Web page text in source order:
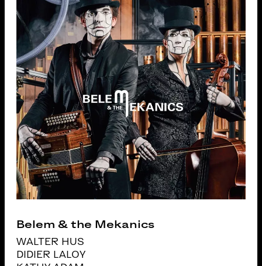
Belem & the Mekanics
WALTER HUS
DIDIER LALOY